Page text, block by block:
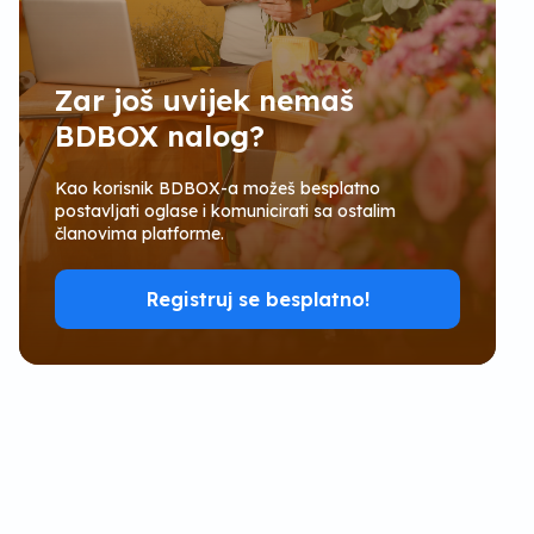
Zar još uvijek nemaš
BDBOX nalog?
Kao korisnik BDBOX-a možeš besplatno
postavljati oglase i komunicirati sa ostalim
članovima platforme.
Registruj se besplatno!